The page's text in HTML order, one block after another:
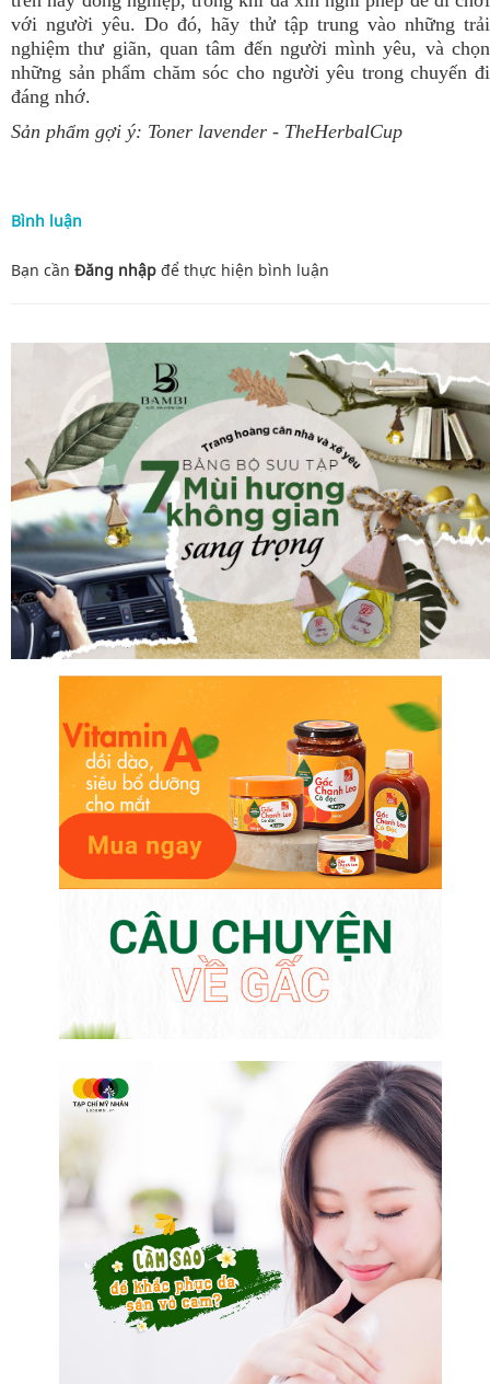
với người yêu. Do đó, hãy thử tập trung vào những trải
nghiệm thư giãn, quan tâm đến người mình yêu, và chọn
những sản phẩm chăm sóc cho người yêu trong chuyến đi
đáng nhớ.
Sản phẩm gợi ý: Toner lavender - TheHerbalCup
Bình luận
Bạn cần Đăng nhập để thực hiện bình luận